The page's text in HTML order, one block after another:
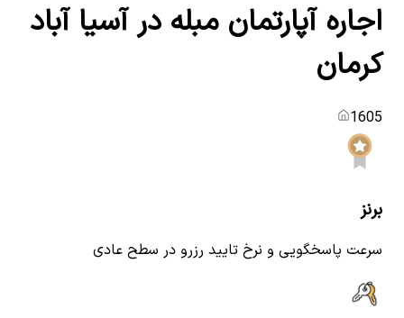
اجاره آپارتمان مبله در آسیا آباد
کرمان
1605
برنز
سرعت پاسخگویی و نرخ تایید رزرو در سطح عادی